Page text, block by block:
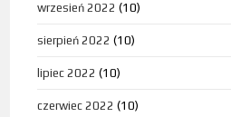
wrzesień 2022 (10)
sierpień 2022 (10)
lipiec 2022 (10)
czerwiec 2022 (10)